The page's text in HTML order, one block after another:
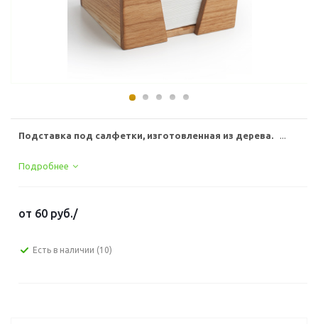
Подставка под салфетки, изготовленная из дерева. ...
Подробнее
от 60 руб./
Есть в наличии (10)